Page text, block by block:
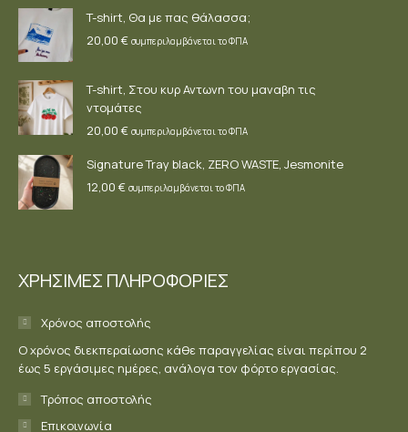
T-shirt, Θα με πας θάλασσα;
20,00 € συμπεριλαμβάνεται το ΦΠΑ
T-shirt, Στου κυρ Αντωνη του μαναβη τις
ντομάτες
20,00 € συμπεριλαμβάνεται το ΦΠΑ
Signature Tray black, ZERO WASTE, Jesmonite
12,00 € συμπεριλαμβάνεται το ΦΠΑ
ΧΡΗΣΙΜΕΣ ΠΛΗΡΟΦΟΡΙΕΣ
Χρόνος αποστολής
Ο χρόνος διεκπεραίωσης κάθε παραγγελίας είναι περίπου 2
έως 5 εργάσιμες ημέρες, ανάλογα τον φόρτο εργασίας.
Τρόπος αποστολής
Επικοινωνία